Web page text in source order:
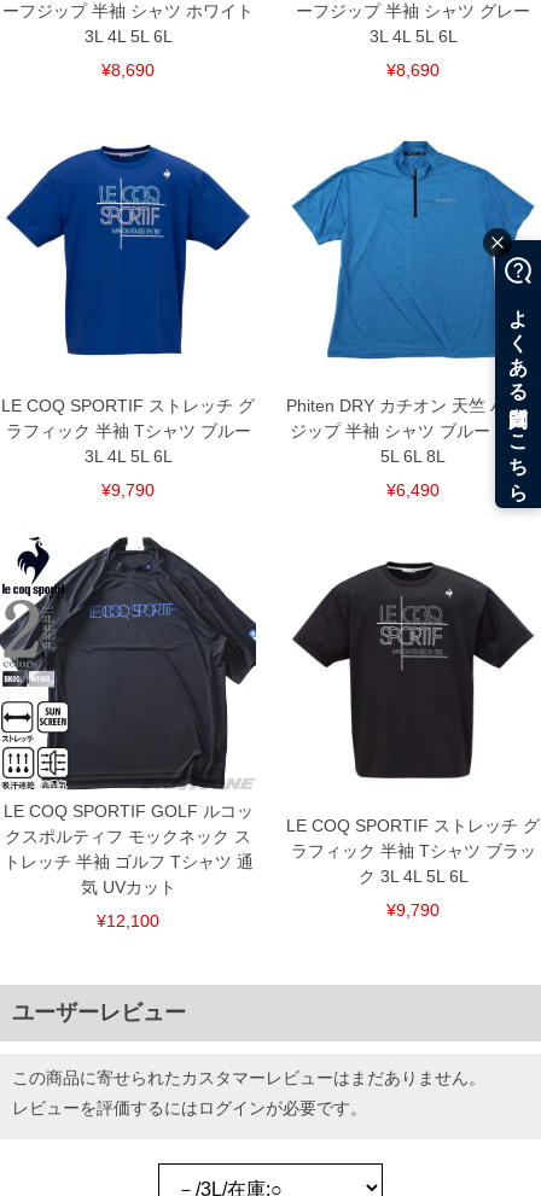
ーフジップ 半袖 シャツ ホワイト
3L 4L 5L 6L
¥8,690
ーフジップ 半袖 シャツ グレー
3L 4L 5L 6L
¥8,690
LE COQ SPORTIF ストレッチ グ
ラフィック 半袖 Tシャツ ブルー
3L 4L 5L 6L
¥9,790
Phiten DRY カチオン 天竺 ハーフ
ジップ 半袖 シャツ ブルー 3L 4L
5L 6L 8L
¥6,490
LE COQ SPORTIF GOLF ルコッ
クスポルティフ モックネック ス
トレッチ 半袖 ゴルフ Tシャツ 通
気 UVカット
¥12,100
LE COQ SPORTIF ストレッチ グ
ラフィック 半袖 Tシャツ ブラッ
ク 3L 4L 5L 6L
¥9,790
ユーザーレビュー
この商品に寄せられたカスタマーレビューはまだありません。
レビューを評価するにはログインが必要です。